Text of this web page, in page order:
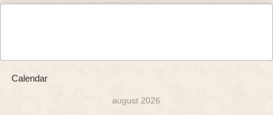
Calendar
august 2026